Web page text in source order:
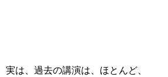
実は、過去の講演は、ほとんど、